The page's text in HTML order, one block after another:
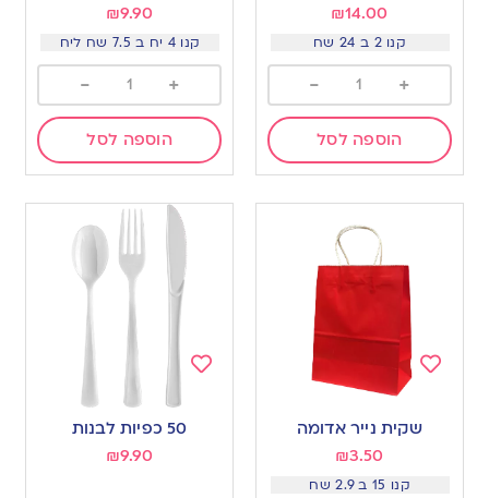
₪14.00
קנו 2 ב 24 שח
+
-
הוספה לסל
₪9.90
קנו 4 יח ב 7.5 שח ליח
+
-
הוספה לסל
wishlist
שקית נייר אדומה
₪3.50
קנו 15 ב 2.9 שח
50 כפיות לבנות
₪9.90